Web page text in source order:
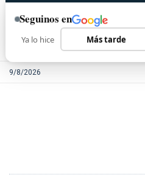
9/8/2026
Seguinos en
Ya lo hice Más tarde